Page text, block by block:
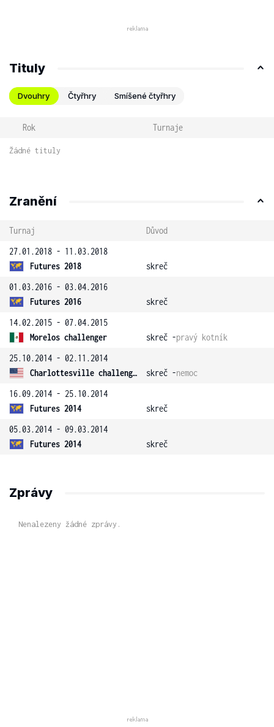
Tituly
Dvouhry Čtyřhry Smíšené čtyřhry
Rok Turnaje
Žádné tituly
Zranění
Turnaj
Důvod
27.01.2018 - 11.03.2018
Futures 2018
skreč
01.03.2016 - 03.04.2016
Futures 2016
skreč
14.02.2015 - 07.04.2015
Morelos challenger
skreč -pravý kotník
25.10.2014 - 02.11.2014
Charlottesville challenger
skreč -nemoc
16.09.2014 - 25.10.2014
Futures 2014
skreč
05.03.2014 - 09.03.2014
Futures 2014
skreč
Zprávy
Nenalezeny žádné zprávy.